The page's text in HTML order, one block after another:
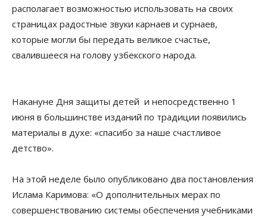
располагает возможностью использовать на своих
страницах радостные звуки карнаев и сурнаев,
которые могли бы передать великое счастье,
свалившееся на голову узбекского народа.
Накануне Дня защиты детей и непосредственно 1
июня в большинстве изданий по традиции появились
материалы в духе: «спасибо за наше счастливое
детство».
На этой неделе было опубликовано два постановления
Ислама Каримова: «О дополнительных мерах по
совершенствованию системы обеспечения учебниками